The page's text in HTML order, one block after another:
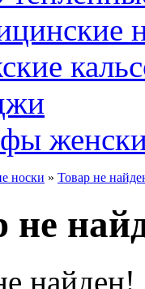
носки » Товар не
не
найден!